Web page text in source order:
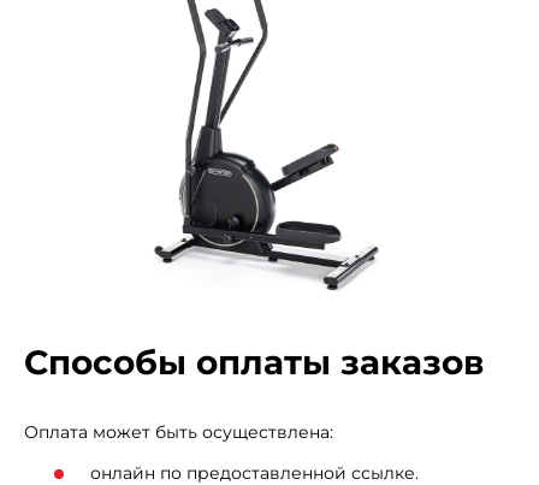
Способы оплаты заказов
Оплата может быть осуществлена:
онлайн по предоставленной ссылке.